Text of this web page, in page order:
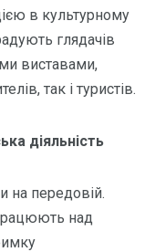
в культурному
глядачів
виставами,
так і туристів.
діяльність
на передовій.
над